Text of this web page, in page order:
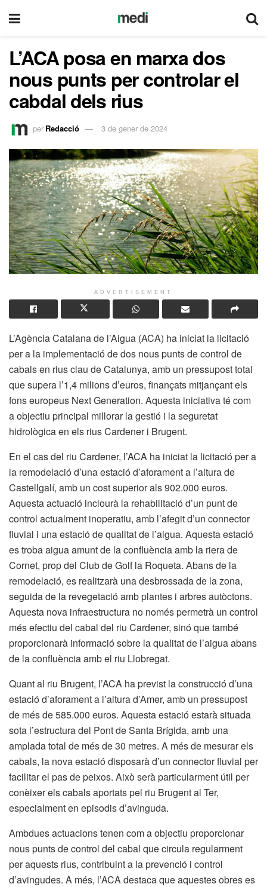
L’ACA posa en marxa dos
nous punts per controlar el
cabdal dels rius
per Redacció 3 de gener de 2024
ADVERTISEMENT
L’Agència Catalana de l’Aigua (ACA) ha iniciat la licitació
per a la implementació de dos nous punts de control de
cabals en rius clau de Catalunya, amb un pressupost total
que supera l’1,4 milions d’euros, finançats mitjançant els
fons europeus Next Generation. Aquesta iniciativa té com
a objectiu principal millorar la gestió i la seguretat
hidrològica en els rius Cardener i Brugent.
En el cas del riu Cardener, l’ACA ha iniciat la licitació per a
la remodelació d’una estació d’aforament a l’altura de
Castellgalí, amb un cost superior als 902.000 euros.
Aquesta actuació inclourà la rehabilitació d’un punt de
control actualment inoperatiu, amb l’afegit d’un connector
fluvial i una estació de qualitat de l’aigua. Aquesta estació
es troba aigua amunt de la confluència amb la riera de
Cornet, prop del Club de Golf la Roqueta. Abans de la
remodelació, es realitzarà una desbrossada de la zona,
seguida de la revegetació amb plantes i arbres autòctons.
Aquesta nova infraestructura no només permetrà un control
més efectiu del cabal del riu Cardener, sinó que també
proporcionarà informació sobre la qualitat de l’aigua abans
de la confluència amb el riu Llobregat.
Quant al riu Brugent, l’ACA ha previst la construcció d’una
estació d’aforament a l’altura d’Amer, amb un pressupost
de més de 585.000 euros. Aquesta estació estarà situada
sota l’estructura del Pont de Santa Brígida, amb una
amplada total de més de 30 metres. A més de mesurar els
cabals, la nova estació disposarà d’un connector fluvial per
facilitar el pas de peixos. Això serà particularment útil per
conèixer els cabals aportats pel riu Brugent al Ter,
especialment en episodis d’avinguda.
Ambdues actuacions tenen com a objectiu proporcionar
nous punts de control del cabal que circula regularment
per aquests rius, contribuint a la prevenció i control
d’avingudes. A més, l’ACA destaca que aquestes obres es